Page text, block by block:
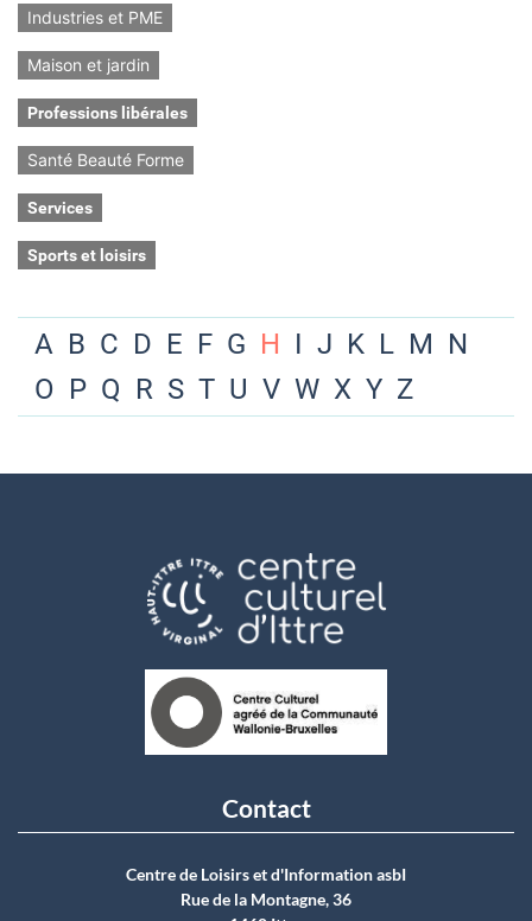
Industries et PME
Maison et jardin
Professions libérales
Santé Beauté Forme
Services
Sports et loisirs
A B C D E F G H I J K L M N
O P Q R S T U V W X Y Z
Contact
Centre de Loisirs et d'Information asbI
Rue de la Montagne, 36